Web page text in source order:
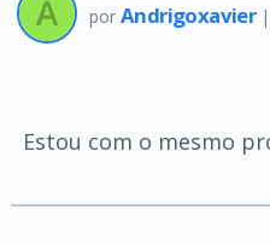
por Andrigoxavier |
Estou com o mesmo